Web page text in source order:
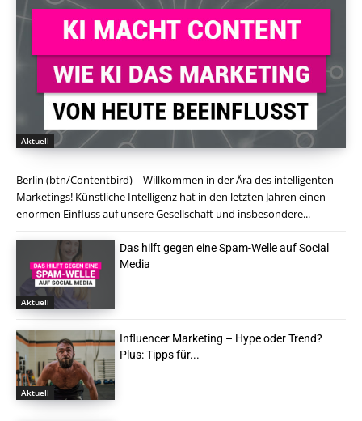
Aktuell
Berlin (btn/Contentbird) - Willkommen in der Ära des intelligenten
Marketings! Künstliche Intelligenz hat in den letzten Jahren einen
enormen Einfluss auf unsere Gesellschaft und insbesondere...
Aktuell
Das hilft gegen eine Spam-Welle auf Social
Media
Aktuell
Influencer Marketing – Hype oder Trend?
Plus: Tipps für...